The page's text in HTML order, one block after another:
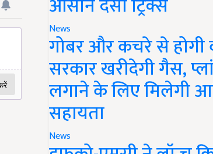
News
गोबर और कचरे से होगी
सरकार खरीदेगी गैस,
लगाने के लिए मिलेगी
सहायता
News